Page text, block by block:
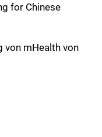
for Chinese
von mHealth von